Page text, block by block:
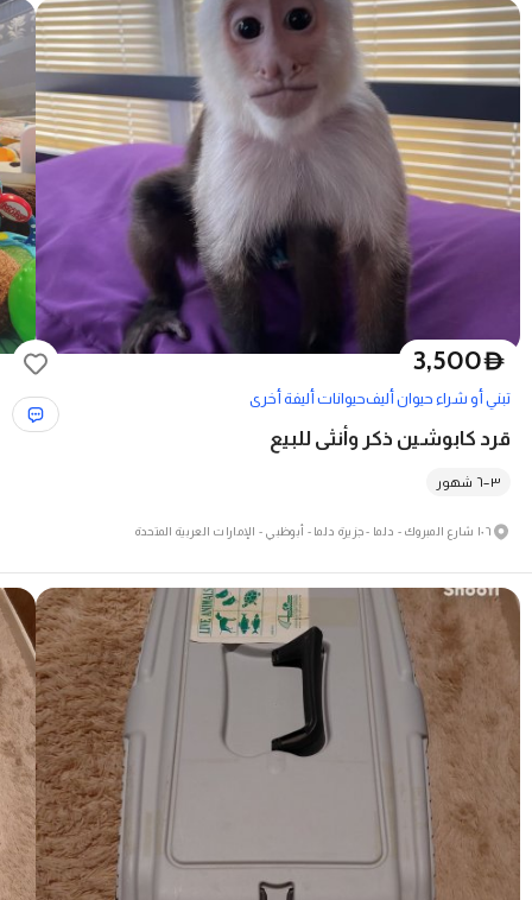
D
3,500
تبني أو شراء حيوان أليفحيوانات أليفة أخرى
قرد كابوشين ذكر وأنثى للبيع
٣–٦ شهور
١٠٦ شارع المبروك - دلما - جزيرة دلما - أبوظبي - الإمارات العربية المتحدة